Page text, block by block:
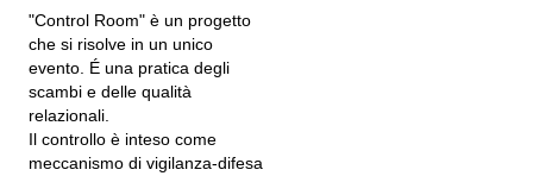
"Control Room" è un progetto
che si risolve in un unico
evento. É una pratica degli
scambi e delle qualità
relazionali.
Il controllo è inteso come
meccanismo di vigilanza-difesa